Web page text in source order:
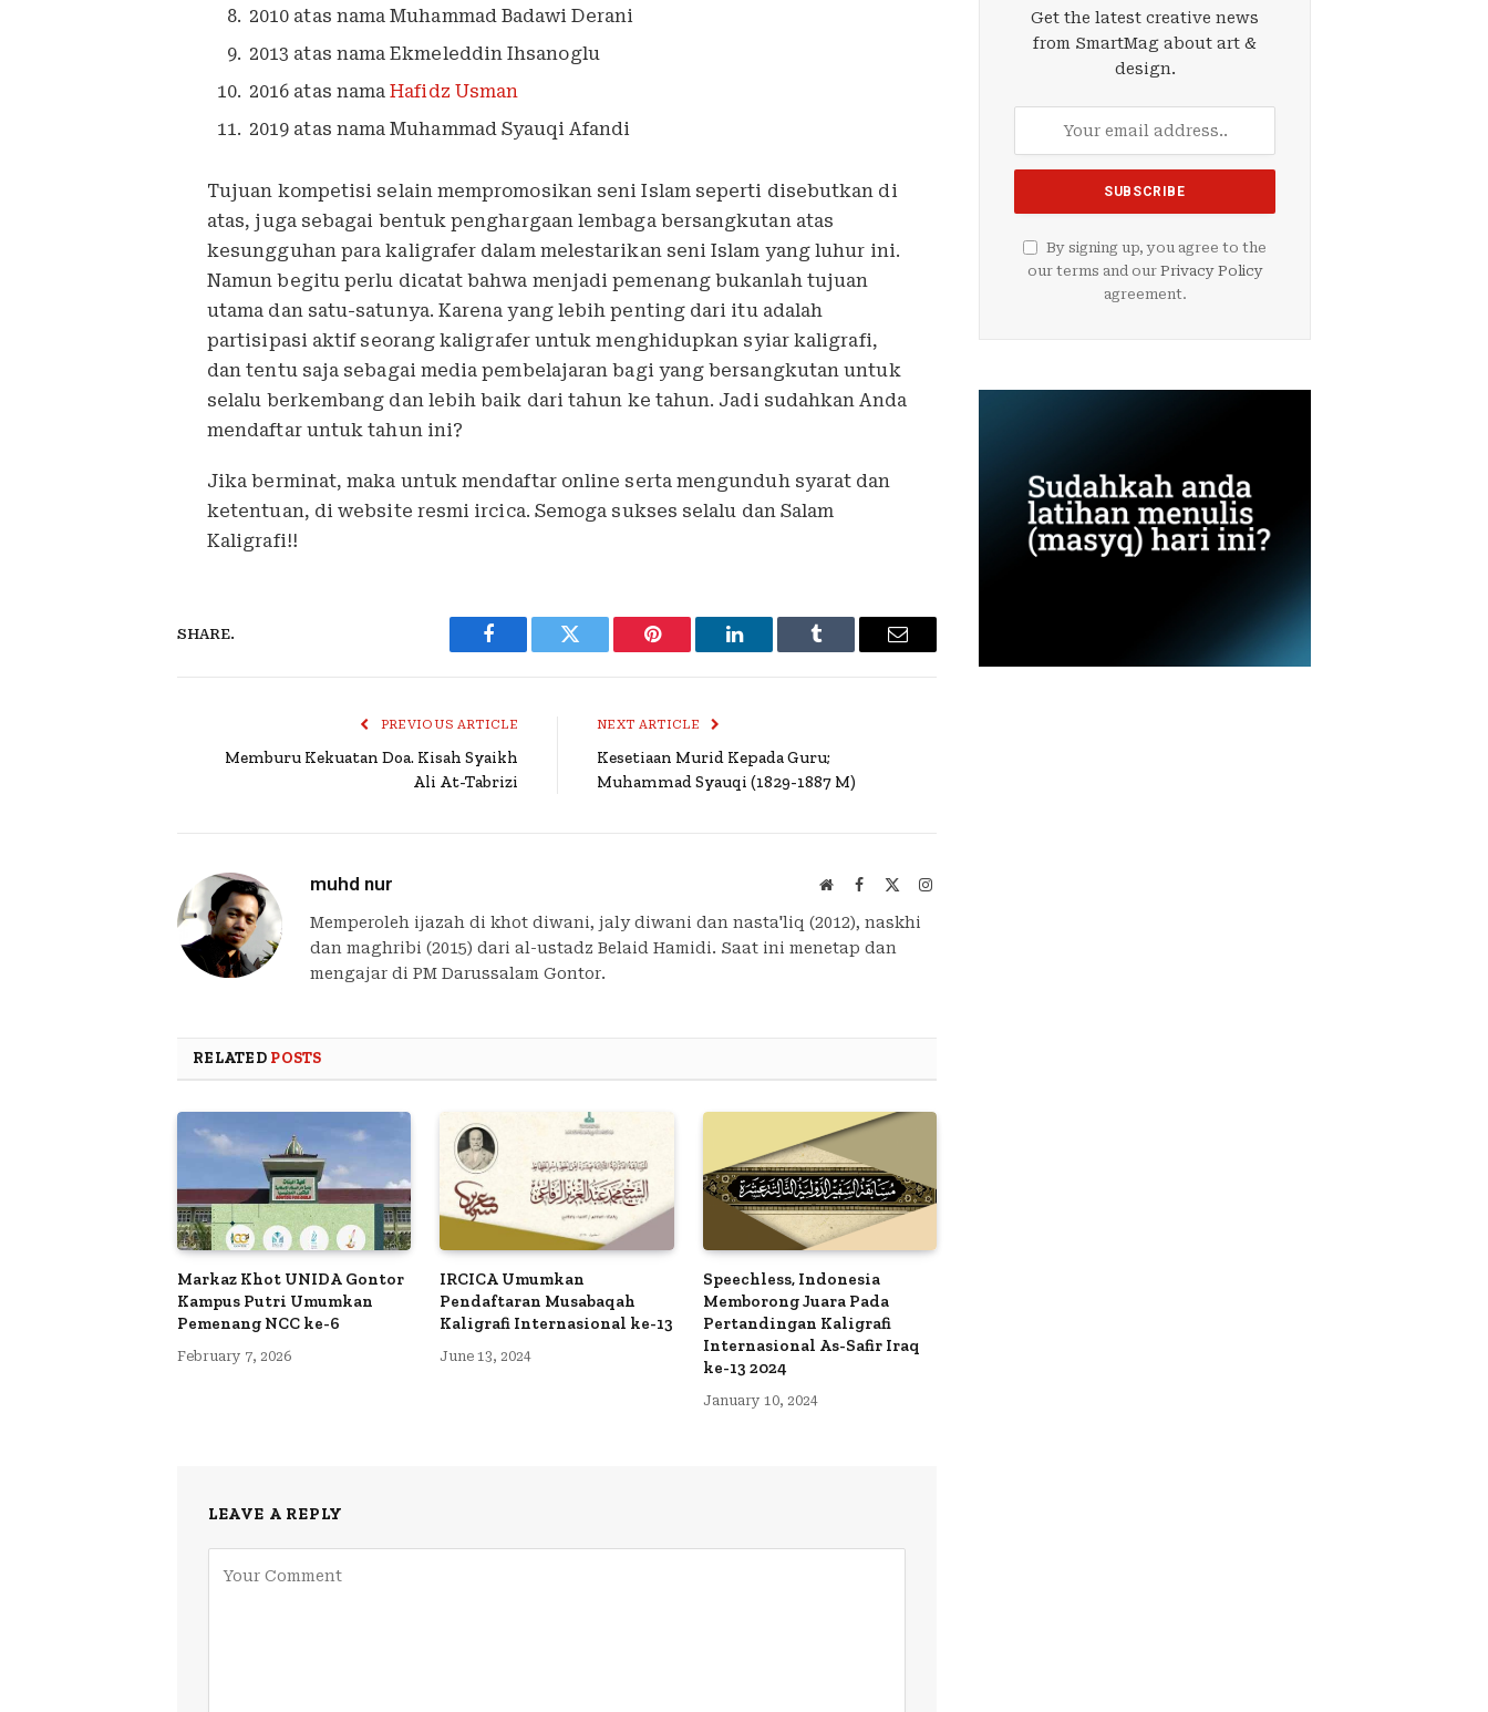
2010 atas nama Muhammad Badawi Derani
2013 atas nama Ekmeleddin Ihsanoglu
2016 atas namaHafidz Usman
2019 atas nama Muhammad Syauqi Afandi
Tujuan kompetisi selain mempromosikan seni Islam seperti disebutkan di
atas, juga sebagai bentuk penghargaan lembaga bersangkutan atas
kesungguhan para kaligrafer dalam melestarikan seni Islam yang luhur ini.
Namun begitu perlu dicatat bahwa menjadi pemenang bukanlah tujuan
utama dan satu-satunya. Karena yang lebih penting dari itu adalah
partisipasi aktif seorang kaligrafer untuk menghidupkan syiar kaligrafi,
dan tentu saja sebagai media pembelajaran bagi yang bersangkutan untuk
selalu berkembang dan lebih baik dari tahun ke tahun. Jadi sudahkan Anda
mendaftar untuk tahun ini?
Jika berminat, maka untuk mendaftar online serta mengunduh syarat dan
ketentuan, di website resmi ircica. Semoga sukses selalu dan Salam
Kaligrafi!!
SHARE.
Facebook Twitter Pinterest LinkedIn Tumblr Email
PREVIOUS ARTICLE
Memburu Kekuatan Doa. Kisah Syaikh
Ali At-Tabrizi
NEXT ARTICLE
Kesetiaan Murid Kepada Guru;
Muhammad Syauqi (1829-1887 M)
muhd nur WebsiteFacebook Instagram
Memperoleh ijazah di khot diwani, jaly diwani dan nasta'liq (2012), naskhi
dan maghribi (2015) dari al-ustadz Belaid Hamidi. Saat ini menetap dan
mengajar di PM Darussalam Gontor.
RELATED POSTS
Markaz Khot UNIDA Gontor
Kampus Putri Umumkan
Pemenang NCC ke-6
February 7, 2026
IRCICA Umumkan
Pendaftaran Musabaqah
Kaligrafi Internasional ke-13
June 13, 2024
Speechless, Indonesia
Memborong Juara Pada
Pertandingan Kaligrafi
Internasional As-Safir Iraq
ke-13 2024
January 10, 2024
LEAVE A REPLY
Get the latest creative news
from SmartMag about art &
design.
By signing up, you agree to the
our terms and our Privacy Policy
agreement.